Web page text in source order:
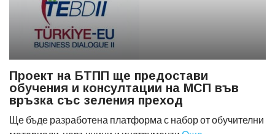
Проект на БТПП ще предостави
обучения и консултации на МСП във
връзка със зеления преход
Ще бъде разработена платформа с набор от обучителни